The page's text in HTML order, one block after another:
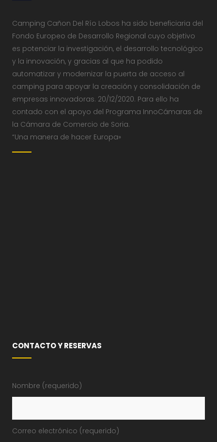
Camping Cañon Del Río Lobos ha sido beneficiaria del
Fondo Europeo de Desarrollo Regional cuyo objetivo
es potenciar la investigación, el desarrollo tecnológico
y la innovación, y gracias al que ha podido
automatizar y modernizar la puerta de acceso al
camping para apoyar la creación y consolidación de
empresas innovadoras. 20/12/2020. Para ello ha
contado con el apoyo del Programa InnoCámaras de
la Cámara de Comercio de Soria.
“Una manera de hacer Europa»
CONTACTO Y RESERVAS
Nombre (requerido)
Correo electrónico (requerido)